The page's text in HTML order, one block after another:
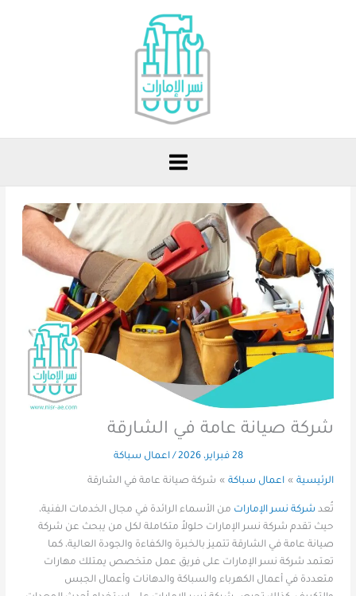
شركة صيانة عامة في الشارقة
28 فبراير، 2026 /اعمال سباكة
الرئيسية اعمال سباكة شركة صيانة عامة في الشارقة
تُعد شركة نسر الإمارات من الأسماء الرائدة في مجال الخدمات الفنية،
حيث تقدم شركة نسر الإمارات حلولاً متكاملة لكل من يبحث عن شركة
صيانة عامة في الشارقة تتميز بالخبرة والكفاءة والجودة العالية، كما
تعتمد شركة نسر الإمارات على فريق عمل متخصص يمتلك مهارات
متعددة في أعمال الكهرباء والسباكة والدهانات وأعمال الجبس